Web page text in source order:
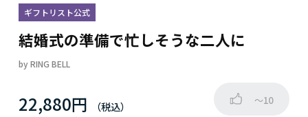
ギフトリスト公式
結婚式の準備で忙しそうな二人に
byRING BELL
22,880円 ～10